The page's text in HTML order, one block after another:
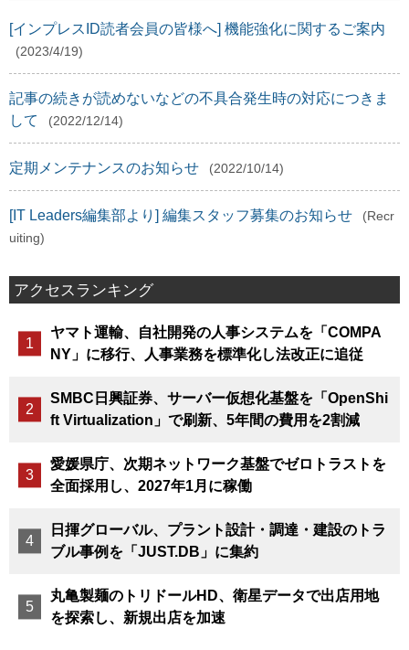
[インプレスID読者会員の皆様へ] 機能強化に関するご案内
(2023/4/19)
記事の続きが読めないなどの不具合発生時の対応につきま
して
(2022/12/14)
定期メンテナンスのお知らせ (2022/10/14)
[IT Leaders編集部より] 編集スタッフ募集のお知らせ
(Recr
uiting)
アクセスランキング
ヤマト運輸、自社開発の人事システムを「COMPA
NY」に移行、人事業務を標準化し法改正に追従
SMBC日興証券、サーバー仮想化基盤を「OpenShi
ft Virtualization」で刷新、5年間の費用を2割減
愛媛県庁、次期ネットワーク基盤でゼロトラストを
全面採用し、2027年1月に稼働
日揮グローバル、プラント設計・調達・建設のトラ
ブル事例を「JUST.DB」に集約
丸亀製麺のトリドールHD、衛星データで出店用地
を探索し、新規出店を加速